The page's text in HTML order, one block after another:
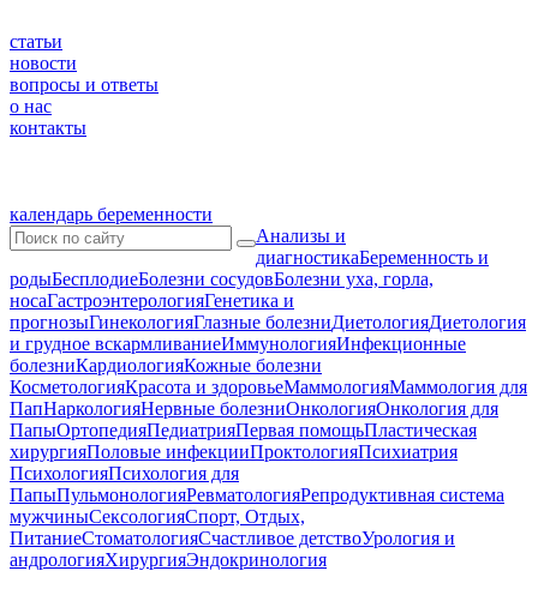
статьи
новости
вопросы и ответы
о нас
контакты
календарь беременности
Анализы и
диагностикаБеременность и
родыБесплодиеБолезни сосудовБолезни уха, горла,
носаГастроэнтерологияГенетика и
прогнозыГинекологияГлазные болезниДиетологияДиетология
и грудное вскармливаниеИммунологияИнфекционные
болезниКардиологияКожные болезни
КосметологияКрасота и здоровьеМаммологияМаммология для
ПапНаркологияНервные болезниОнкологияОнкология для
ПапыОртопедияПедиатрияПервая помощьПластическая
хирургияПоловые инфекцииПроктологияПсихиатрия
ПсихологияПсихология для
ПапыПульмонологияРевматологияРепродуктивная система
мужчиныСексологияСпорт, Отдых,
ПитаниеСтоматологияСчастливое детствоУрология и
андрологияХирургияЭндокринология